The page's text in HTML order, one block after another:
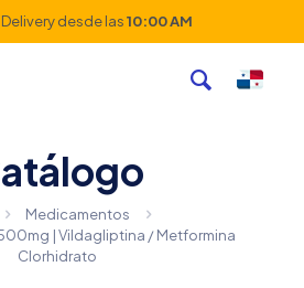
desde las10:00 AM
Medicamentos
| Vildagliptina / Metformina
Clorhidrato